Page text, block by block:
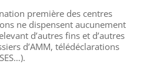
première des centres
ne dispensent aucunement
d’autres fins et d’autres
d’AMM, télédéclarations